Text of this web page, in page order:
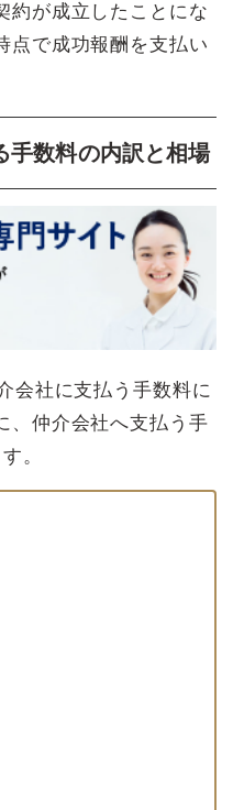
約が成立したことにな
点で成功報酬を支払い
数料の内訳と相場
会社に支払う手数料に
、仲介会社へ支払う手
。